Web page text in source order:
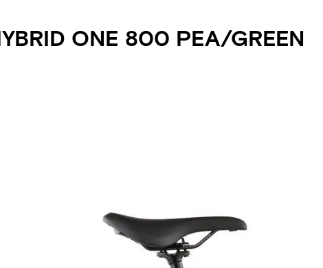
ONE 800 PEA/GREEN